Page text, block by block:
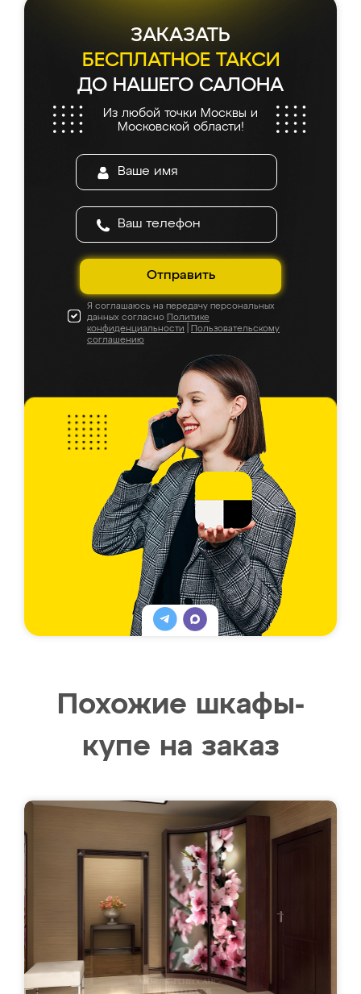
ЗАКАЗАТЬ
БЕСПЛАТНОЕ ТАКСИ
ДО НАШЕГО САЛОНА
Из любой точки Москвы и
Московской области!
Отправить
Я соглашаюсь на передачу персональных
данных согласно Политике
конфиденциальности
Пользовательскому
соглашению
Похожие шкафы-
купе на заказ